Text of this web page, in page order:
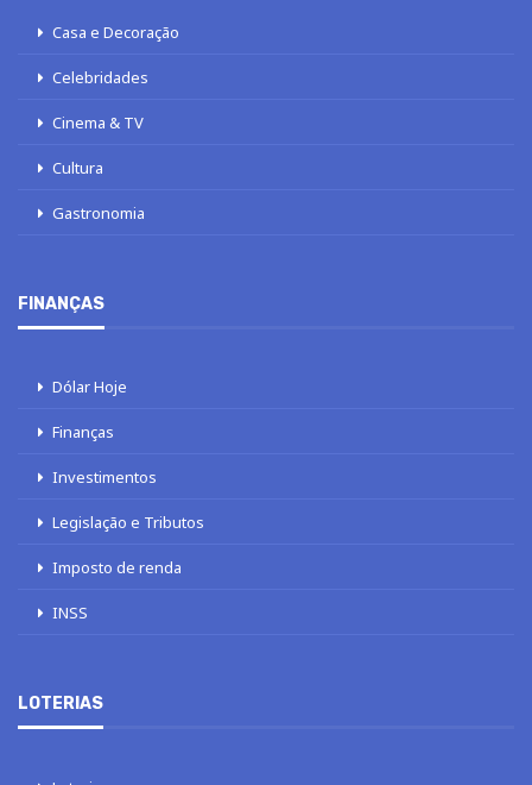
Casa e Decoração
Celebridades
Cinema & TV
Cultura
Gastronomia
FINANÇAS
Dólar Hoje
Finanças
Investimentos
Legislação e Tributos
Imposto de renda
INSS
LOTERIAS